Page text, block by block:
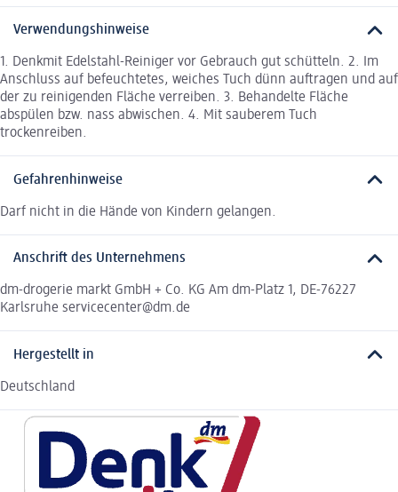
Verwendungshinweise
1. Denkmit Edelstahl-Reiniger vor Gebrauch gut schütteln. 2. Im
Anschluss auf befeuchtetes, weiches Tuch dünn auftragen und auf
der zu reinigenden Fläche verreiben. 3. Behandelte Fläche
abspülen bzw. nass abwischen. 4. Mit sauberem Tuch
trockenreiben.
Gefahrenhinweise
Darf nicht in die Hände von Kindern gelangen.
Anschrift des Unternehmens
dm-drogerie markt GmbH + Co. KG Am dm-Platz 1, DE-76227
Karlsruhe servicecenter@dm.de
Hergestellt in
Deutschland